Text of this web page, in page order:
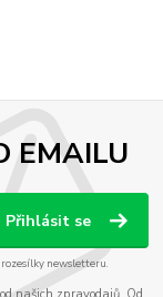
EMAILU
Přihlásit se
newsletteru.